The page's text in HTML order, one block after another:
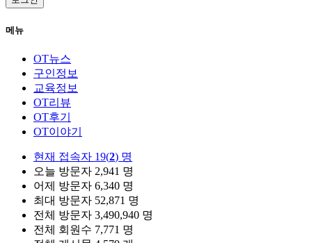
메뉴
OT뉴스
구인정보
교육정보
OT리뷰
OT후기
OT이야기
현재 접속자 19(2) 명
오늘 방문자 2,941 명
어제 방문자 6,340 명
최대 방문자 52,871 명
전체 방문자 3,490,940 명
전체 회원수 7,771 명